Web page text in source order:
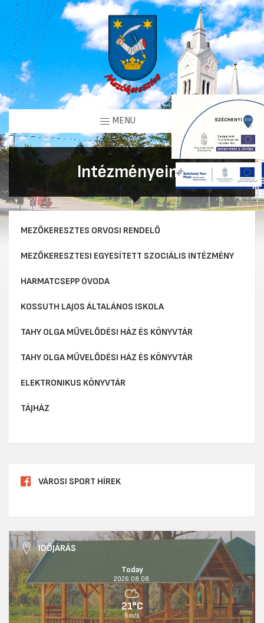
MENU
Intézményeink
MEZŐKERESZTES ORVOSI RENDELŐ
MEZŐKERESZTESI EGYESÍTETT SZOCIÁLIS INTÉZMÉNY
HARMATCSEPP ÓVODA
KOSSUTH LAJOS ÁLTALÁNOS ISKOLA
TAHY OLGA MŰVELŐDÉSI HÁZ ÉS KÖNYVTÁR
TAHY OLGA MŰVELŐDÉSI HÁZ ÉS KÖNYVTÁR
ELEKTRONIKUS KÖNYVTÁR
TÁJHÁZ
VÁROSI SPORT HÍREK
IDŐJÁRÁS
Today
2026.08.08.
21°C
6m/s